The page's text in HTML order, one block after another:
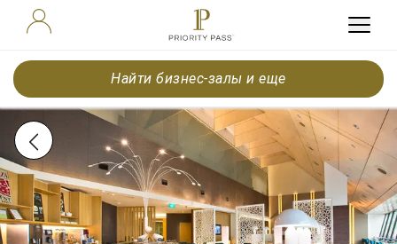
Найти бизнес-залы и еще